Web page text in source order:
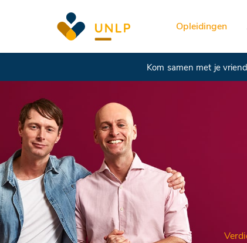
Opleidingen
Kom samen met je
Verdiep je